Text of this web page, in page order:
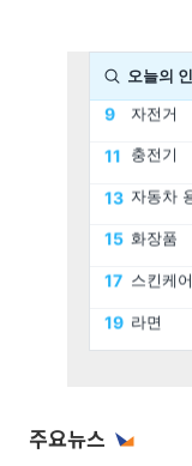
주요뉴스